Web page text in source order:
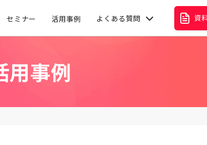
セミナー 活用事例 よくある質問 資
用事例